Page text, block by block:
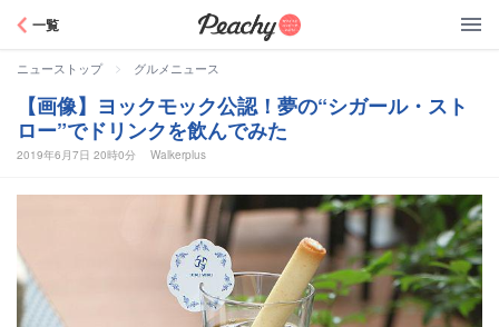
一覧
ニューストップ > グルメニュース
【画像】ヨックモック公認！夢の“シガール・スト
ロー”でドリンクを飲んでみた
2019年6月7日 20時0分 Walkerplus